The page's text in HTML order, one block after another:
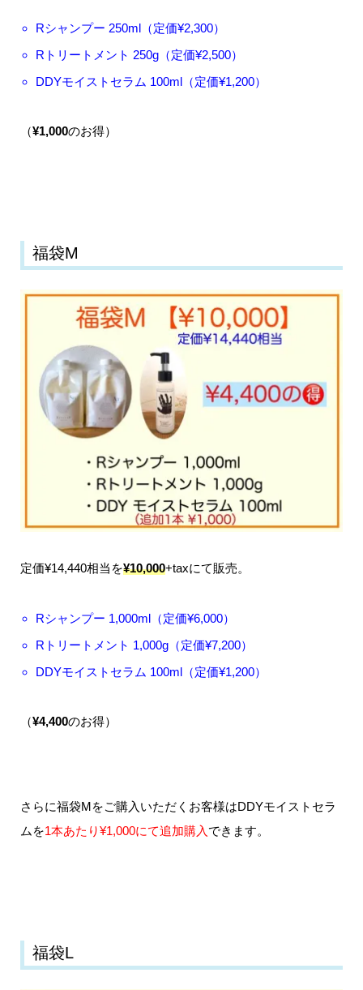
Rシャンプー 250ml（定価¥2,300）
Rトリートメント 250g（定価¥2,500）
DDYモイストセラム 100ml（定価¥1,200）
（¥1,000のお得）
福袋M
定価¥14,440相当を¥10,000+taxにて販売。
Rシャンプー 1,000ml（定価¥6,000）
Rトリートメント 1,000g（定価¥7,200）
DDYモイストセラム 100ml（定価¥1,200）
（¥4,400のお得）
さらに福袋Mをご購入いただくお客様はDDYモイストセラ
ムを1本あたり¥1,000にて追加購入 できます。
福袋L